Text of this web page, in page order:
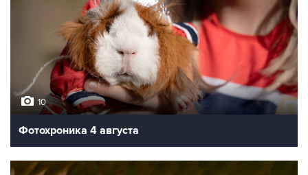
10
Фотохроника 4 августа